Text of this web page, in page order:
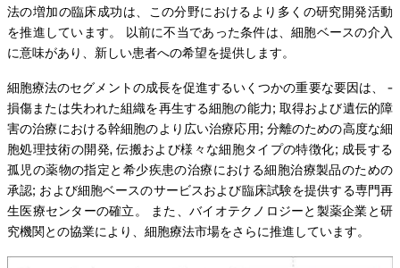
法の増加の臨床成功は、この分野におけるより多くの研究開発活動
を推進しています。 以前に不当であった条件は、細胞ベースの介入
に意味があり、新しい患者への希望を提供します。
細胞療法のセグメントの成長を促進するいくつかの重要な要因は、 -
損傷または失われた組織を再生する細胞の能力; 取得および遺伝的障
害の治療における幹細胞のより広い治療応用; 分離のための高度な細
胞処理技術の開発, 伝搬および様々な細胞タイプの特徴化; 成長する
孤児の薬物の指定と希少疾患の治療における細胞治療製品のための
承認; および細胞ベースのサービスおよび臨床試験を提供する専門再
生医療センターの確立。 また、バイオテクノロジーと製薬企業と研
究機関との協業により、細胞療法市場をさらに推進しています。